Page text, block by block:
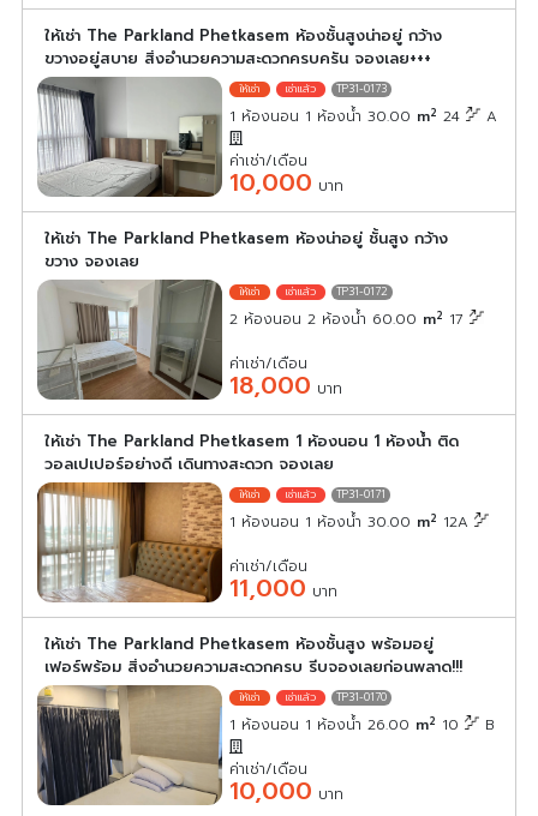
ให้เช่า The Parkland Phetkasem ห้องชั้นสูงน่าอยู่ กว้าง
ขวางอยู่สบาย สิ่งอำนวยความสะดวกครบครัน จองเลย+++
TP31-0173
1 ห้องนอน 1 ห้องน้ำ 30.00 m2 24 A
ค่าเช่า/เดือน
10,000 บาท
ให้เช่า The Parkland Phetkasem ห้องน่าอยู่ ชั้นสูง กว้าง
ขวาง จองเลย
TP31-0172
2 ห้องนอน 2 ห้องน้ำ 60.00 m2 17
ค่าเช่า/เดือน
18,000 บาท
ให้เช่า The Parkland Phetkasem 1 ห้องนอน 1 ห้องน้ำ ติด
วอลเปเปอร์อย่างดี เดินทางสะดวก จองเลย
TP31-0171
1 ห้องนอน 1 ห้องน้ำ 30.00 m2 12A
ค่าเช่า/เดือน
11,000 บาท
ให้เช่า The Parkland Phetkasem ห้องชั้นสูง พร้อมอยู่
เฟอร์พร้อม สิ่งอำนวยความสะดวกครบ รีบจองเลยก่อนพลาด!!!
TP31-0170
1 ห้องนอน 1 ห้องน้ำ 26.00 m2 10 B
ค่าเช่า/เดือน
10,000 บาท